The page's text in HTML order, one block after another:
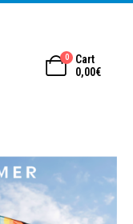
0
Cart
0,00€